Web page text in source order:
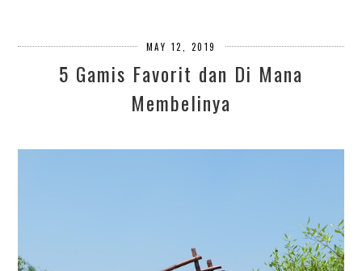
MAY 12, 2019
5 Gamis Favorit dan Di Mana
Membelinya